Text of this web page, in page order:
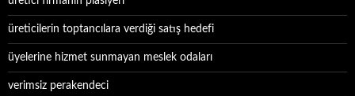
üreticilerin toptancılara verdiği satış hedefi
üyelerine hizmet sunmayan meslek odaları
verimsiz perakendeci